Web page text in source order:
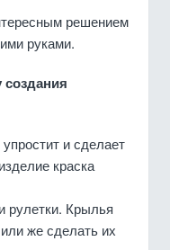
решением
руками.
и сделает
краска
рулетки. Крылья
же сделать их